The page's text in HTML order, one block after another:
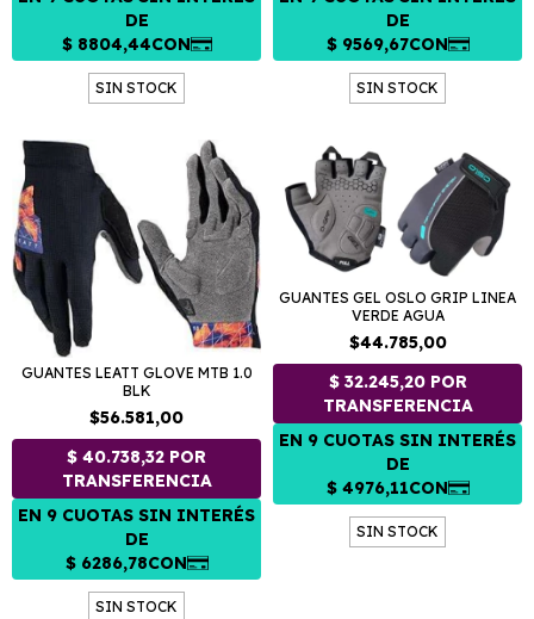
SIN STOCK SIN STOCK
GUANTES LEATT GLOVE MTB 1.0
BLK
$56.581,00
SIN STOCK
GUANTES GEL OSLO GRIP LINEA
VERDE AGUA
$44.785,00
SIN STOCK